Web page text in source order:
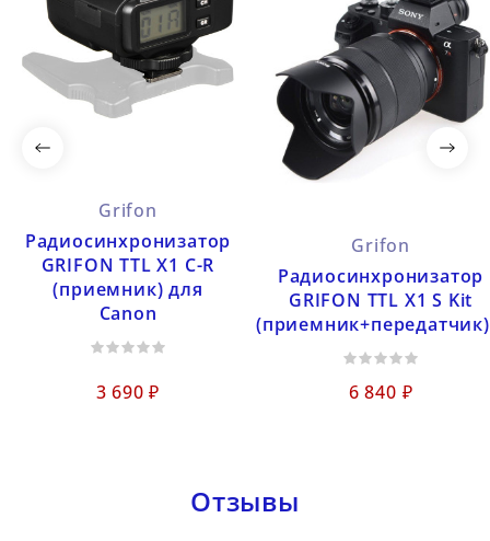
Grifon
Радиосинхронизатор
GRIFON TTL X1 C-R
(приемник) для
Canon
3 690 ₽
Grifon
Радиосинхронизатор
GRIFON TTL X1 S Kit
6 840 ₽
Отзывы